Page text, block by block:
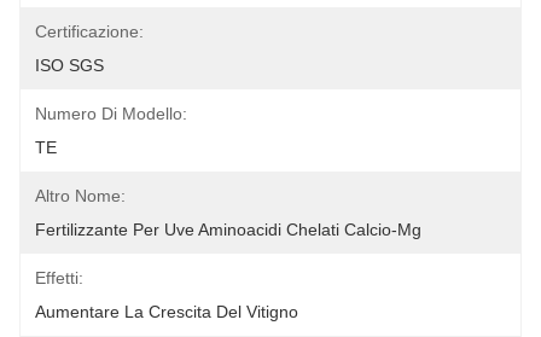
Certificazione:
ISO SGS
Numero Di Modello:
TE
Altro Nome:
Fertilizzante Per Uve Aminoacidi Chelati Calcio-Mg
Effetti:
Aumentare La Crescita Del Vitigno